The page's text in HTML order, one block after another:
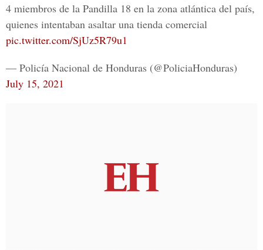
4 miembros de la Pandilla 18 en la zona atlántica del país,
quienes intentaban asaltar una tienda comercial
pic.twitter.com/SjUz5R79u1
— Policía Nacional de Honduras (@PoliciaHonduras)
July 15, 2021